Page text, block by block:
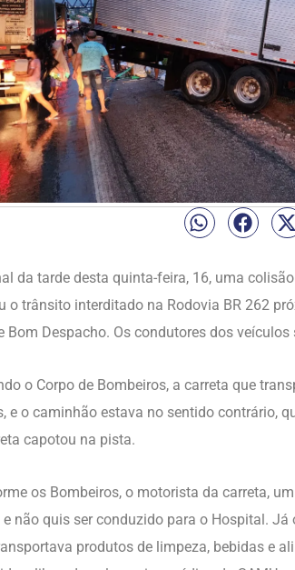
da tarde desta quinta-feira, 16, uma
o trânsito interditado na Rodovia BR 262
Bom Despacho. Os condutores dos
o Corpo de Bombeiros, a carreta que
e o caminhão estava no sentido contrário,
capotou na pista.
os Bombeiros, o motorista da carreta,
e não quis ser conduzido para o Hospital.
produtos de limpeza, bebidas e